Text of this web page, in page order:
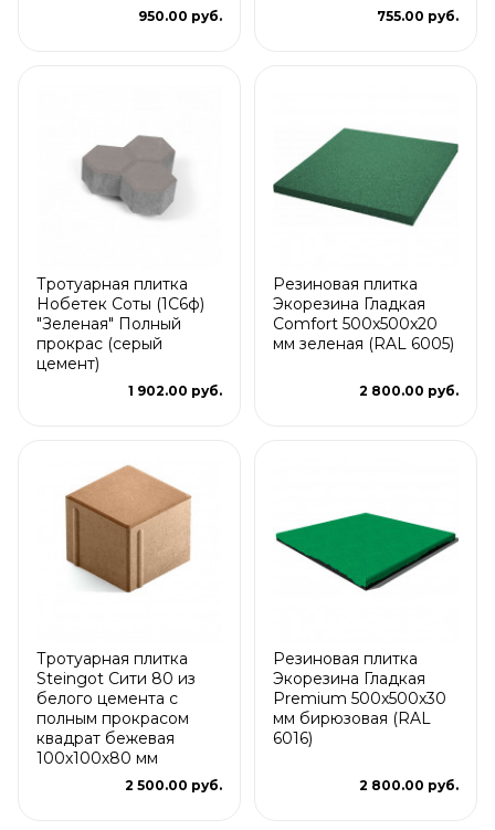
950.00 руб. 755.00 руб.
Тротуарная плитка
Нобетек Соты (1С6ф)
"Зеленая" Полный
прокрас (серый
цемент)
1 902.00 руб.
Резиновая плитка
Экорезина Гладкая
Comfort 500x500x20
мм зеленая (RAL 6005)
2 800.00 руб.
Тротуарная плитка
Steingot Сити 80 из
белого цемента с
полным прокрасом
квадрат бежевая
100х100х80 мм
2 500.00 руб.
Резиновая плитка
Экорезина Гладкая
Premium 500x500x30
мм бирюзовая (RAL
6016)
2 800.00 руб.